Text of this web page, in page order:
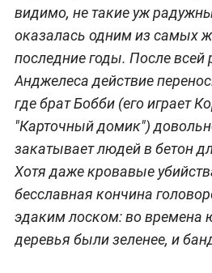
видимо, не такие уж
оказалась одним из самых
последние годы. После всей
Анджелеса действие
где брат Бобби (его играет
"Карточный домик")
закатывает людей в бетон
Хотя даже кровавые
бесславная кончина
эдаким лоском: во времена
деревья были зеленее, и